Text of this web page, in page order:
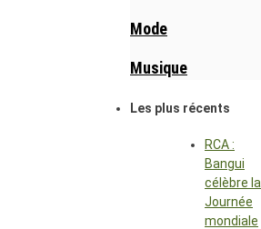
Mode
Musique
Les plus récents
RCA :
Bangui
célèbre la
Journée
mondiale